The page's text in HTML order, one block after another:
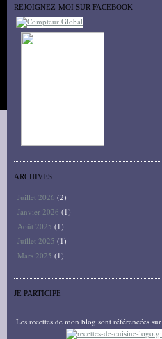
REJOIGNEZ-MOI SUR FACEBOOK
ARCHIVES
Juillet 2026 (2)
Janvier 2026 (1)
Août 2025 (1)
Juillet 2025 (1)
Mars 2025 (1)
JE PARTICIPE
Les recettes de mon blog sont référencées sur